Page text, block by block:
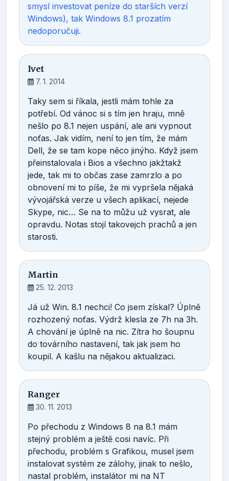
smysl investovat peníze do starších verzí
Windows), tak Windows 8.1 prozatím
nedoporučuji.
Ivet
7. 1. 2014
Taky sem si říkala, jestli mám tohle za
potřebí. Od vánoc si s tím jen hraju, mně
nešlo po 8.1 nejen uspání, ale ani vypnout
noťas. Jak vidím, není to jen tím, že mám
Dell, že se tam kope něco jinýho. Když jsem
přeinstalovala i Bios a všechno jakžtakž
jede, tak mi to občas zase zamrzlo a po
obnovení mi to píše, že mi vypršela nějaká
vývojářská verze u všech aplikací, nejede
Skype, nic… Se na to můžu už vysrat, ale
opravdu. Notas stojí takovejch prachů a jen
starosti.
Martin
25. 12. 2013
Já už Win. 8.1 nechci! Co jsem získal? Úplně
rozhozený noťas. Výdrž klesla ze 7h na 3h.
A chování je úplně na nic. Zítra ho šoupnu
do továrního nastavení, tak jak jsem ho
koupil. A kašlu na nějakou aktualizaci.
Ranger
30. 11. 2013
Po přechodu z Windows 8 na 8.1 mám
stejný problém a ještě cosi navíc. Při
přechodu, problém s Grafikou, musel jsem
instalovat systém ze zálohy, jinak to nešlo,
nastal problém, instalátor mi na NT